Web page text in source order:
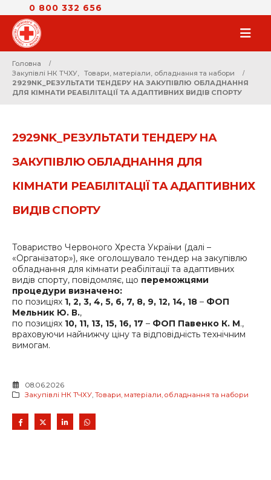
0 800 332 656
Головна
Закупівлі НК ТЧХУ, Товари, матеріали, обладнання та набори
2929NK_РЕЗУЛЬТАТИ ТЕНДЕРУ НА ЗАКУПІВЛЮ ОБЛАДНАННЯ
ДЛЯ КІМНАТИ РЕАБІЛІТАЦІЇ ТА АДАПТИВНИХ ВИДІВ СПОРТУ
2929NK_РЕЗУЛЬТАТИ ТЕНДЕРУ НА
ЗАКУПІВЛЮ ОБЛАДНАННЯ ДЛЯ
КІМНАТИ РЕАБІЛІТАЦІЇ ТА АДАПТИВНИХ
ВИДІВ СПОРТУ
Товариство Червоного Хреста України (далі –
«Організатор»), яке оголошувало тендер на закупівлю
обладнання для кімнати реабілітації та адаптивних
видів спорту, повідомляє, що переможцями
процедури визначено:
по позиціях 1, 2, 3, 4, 5, 6, 7, 8, 9, 12, 14, 18 – ФОП
Мельник Ю. В.,
по позиціях 10, 11, 13, 15, 16, 17 – ФОП Павенко К. М.,
враховуючи найнижчу ціну та відповідність технічним
вимогам.
08.06.2026
Закупівлі НК ТЧХУ, Товари, матеріали, обладнання та набори